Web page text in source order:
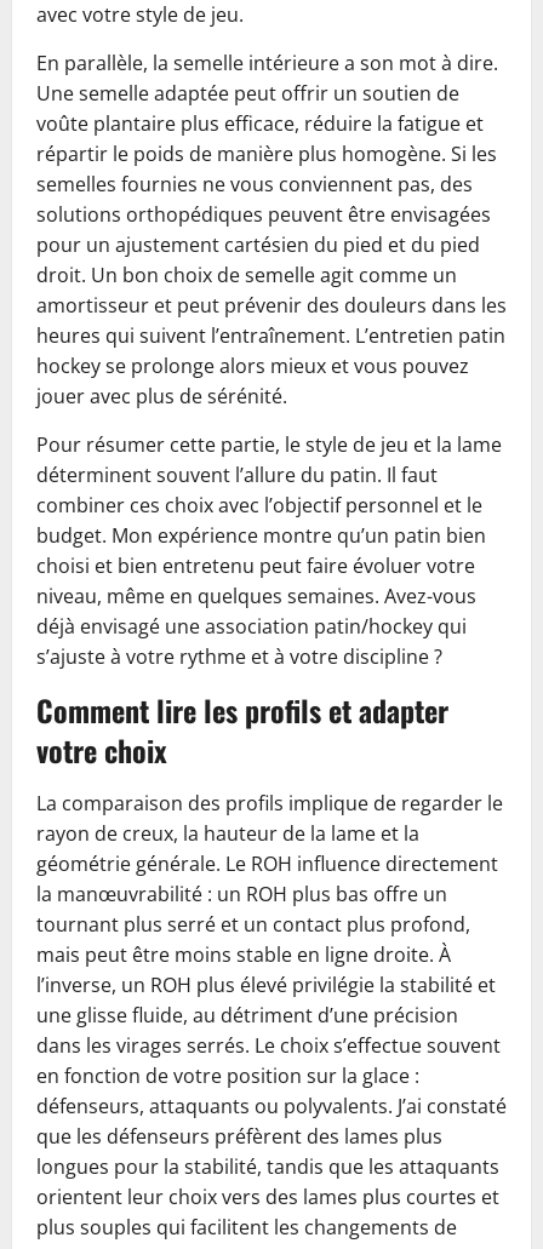
avec votre style de jeu.
En parallèle, la semelle intérieure a son mot à dire.
Une semelle adaptée peut offrir un soutien de
voûte plantaire plus efficace, réduire la fatigue et
répartir le poids de manière plus homogène. Si les
semelles fournies ne vous conviennent pas, des
solutions orthopédiques peuvent être envisagées
pour un ajustement cartésien du pied et du pied
droit. Un bon choix de semelle agit comme un
amortisseur et peut prévenir des douleurs dans les
heures qui suivent l’entraînement. L’entretien patin
hockey se prolonge alors mieux et vous pouvez
jouer avec plus de sérénité.
Pour résumer cette partie, le style de jeu et la lame
déterminent souvent l’allure du patin. Il faut
combiner ces choix avec l’objectif personnel et le
budget. Mon expérience montre qu’un patin bien
choisi et bien entretenu peut faire évoluer votre
niveau, même en quelques semaines. Avez-vous
déjà envisagé une association patin/hockey qui
s’ajuste à votre rythme et à votre discipline ?
Comment lire les profils et adapter
votre choix
La comparaison des profils implique de regarder le
rayon de creux, la hauteur de la lame et la
géométrie générale. Le ROH influence directement
la manœuvrabilité : un ROH plus bas offre un
tournant plus serré et un contact plus profond,
mais peut être moins stable en ligne droite. À
l’inverse, un ROH plus élevé privilégie la stabilité et
une glisse fluide, au détriment d’une précision
dans les virages serrés. Le choix s’effectue souvent
en fonction de votre position sur la glace :
défenseurs, attaquants ou polyvalents. J’ai constaté
que les défenseurs préfèrent des lames plus
longues pour la stabilité, tandis que les attaquants
orientent leur choix vers des lames plus courtes et
plus souples qui facilitent les changements de